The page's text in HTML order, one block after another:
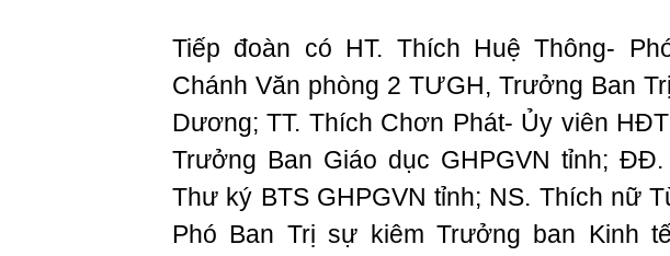
Tiếp đoàn có HT. Thích Huệ Thông-
Chánh Văn phòng 2 TƯGH, Trưởng Ban
Dương; TT. Thích Chơn Phát- Ủy viên
Trưởng Ban Giáo dục GHPGVN tỉnh;
Thư ký BTS GHPGVN tỉnh; NS. Thích nữ
Phó Ban Trị sự kiêm Trưởng ban Kinh